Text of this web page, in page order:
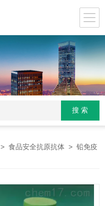
>食品安全抗原抗体 > 铅免疫